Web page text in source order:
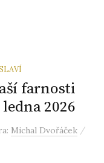
farnosti
2026
Michal Dvořáček /